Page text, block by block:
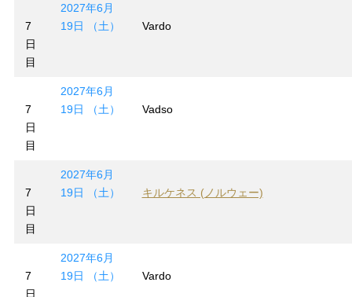
7
日
目
2027年6月
19日 （土）
Vardo
7
日
目
2027年6月
19日 （土）
Vadso
7
日
目
2027年6月
19日 （土）
キルケネス (ノルウェー)
7
日
2027年6月
19日 （土）
Vardo